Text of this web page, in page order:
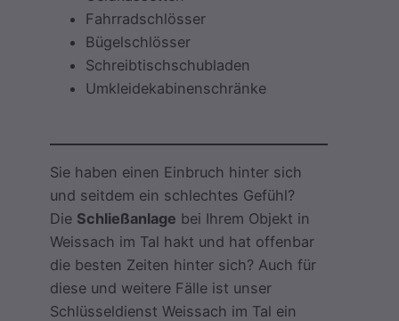
Fahrradschlösser
Bügelschlösser
Schreibtischschubladen
Umkleidekabinenschränke
Sie haben einen Einbruch hinter sich
und seitdem ein schlechtes Gefühl?
Die Schließanlage bei Ihrem Objekt in
Weissach im Tal hakt und hat offenbar
die besten Zeiten hinter sich? Auch für
diese und weitere Fälle ist unser
Schlüsseldienst Weissach im Tal ein